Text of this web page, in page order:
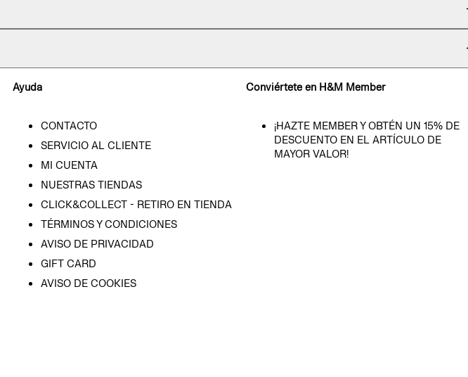
Ayuda
CONTACTO
SERVICIO AL CLIENTE
MI CUENTA
NUESTRAS TIENDAS
CLICK&COLLECT - RETIRO EN TIENDA
TÉRMINOS Y CONDICIONES
AVISO DE PRIVACIDAD
GIFT CARD
AVISO DE COOKIES
Conviértete en H&M Member
¡HAZTE MEMBER Y OBTÉN UN 15% DE
DESCUENTO EN EL ARTÍCULO DE
MAYOR VALOR!